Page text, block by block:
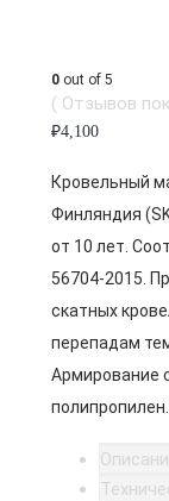
0 out of 5
( Отзывов
₽4,100
Кровельный
Финляндия
от 10 лет.
56704-2015.
скатных
перепадам
Армирование
полипропилен.